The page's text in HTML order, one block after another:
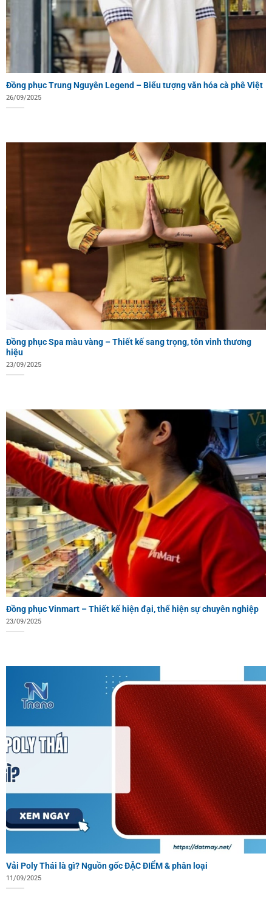
Đồng phục Trung Nguyên Legend – Biểu tượng văn hóa cà phê Việt
26/09/2025
Đồng phục Spa màu vàng – Thiết kế sang trọng, tôn vinh thương
hiệu
23/09/2025
Đồng phục Vinmart – Thiết kế hiện đại, thể hiện sự chuyên nghiệp
23/09/2025
Vải Poly Thái là gì? Nguồn gốc ĐẶC ĐIỂM & phân loại
11/09/2025